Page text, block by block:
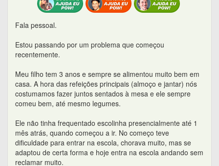
Fala pessoal.
Estou passando por um problema que começou
recentemente.
Meu filho tem 3 anos e sempre se alimentou muito bem em
casa. A hora das refeições principais (almoço e jantar) nós
costumamos fazer juntos sentados à mesa e ele sempre
comeu bem, até mesmo legumes.
Ele não tinha frequentado escolinha presencialmente até 1
mês atrás, quando começou a ir. No começo teve
dificuldade para entrar na escola, chorava muito, mas se
adaptou de certa forma e hoje entra na escola andando sem
reclamar muito.